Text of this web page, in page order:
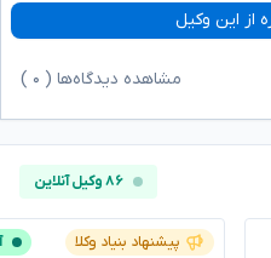
از این وکیل
مشاهده دیدگاه‌ها ( ۰
۸۶ وکیل آنلاین
پیشنهاد بنیاد وکلا